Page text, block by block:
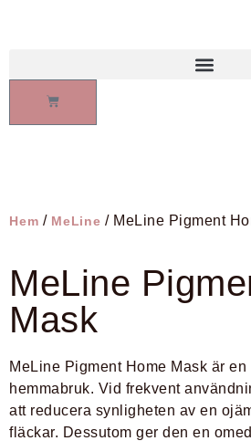
Hem / MeLine / MeLine Pigment
MeLine
Mask
MeLine Pigment Home Mask är
hemmabruk. Vid frekvent
att reducera synligheten av en
fläckar. Dessutom ger den en